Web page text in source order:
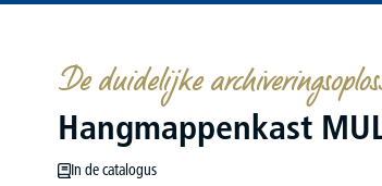
De duidelijke
Hangmappenkast
In de catalogus